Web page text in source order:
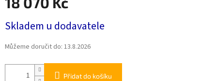
cena:
Skladem u dodavatele
Můžeme doručit do: 13.8.2026
Přidat do košíku